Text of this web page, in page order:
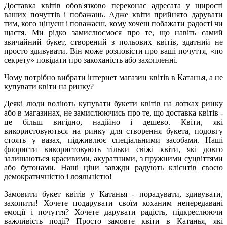
Доставка квітів обов'язково переконає адресата у щирості
ваших почуттів і побажань. Адже квіти прийнято дарувати
тим, кого цінуєш і поважаєш, кому хочеш побажати радості чи
щастя. Ми рідко замислюємося про те, що навіть самий
звичайний букет, створений з польових квітів, здатний не
просто здивувати. Він може розповісти про ваші почуття, «по
секрету» повідати про закоханість або захопленні.
Чому потрібно вибрати інтернет магазин квітів в Катанья, а не
купувати квіти на ринку?
Деякі люди воліють купувати букети квітів на лотках ринку
або в магазинах, не замислюючись про те, що доставка квітів -
це більш вигідно, надійно і дешево. Квіти, які
використовуються на ринку для створення букета, подовгу
стоять у вазах, підживлює спеціальними засобами. Наші
флористи використовують тільки свіжі квіти, які довго
залишаються красивими, акуратними, з пружними суцвіттями
або бутонами. Наші ціни завжди радують клієнтів своєю
демократичністю і лояльністю!
Замовити букет квітів у Катанья - порадувати, здивувати,
захопити! Хочете подарувати своїм коханим непередавані
емоції і почуття? Хочете дарувати радість, підкреслюючи
важливість події? Просто замовте квіти в Катанья, які